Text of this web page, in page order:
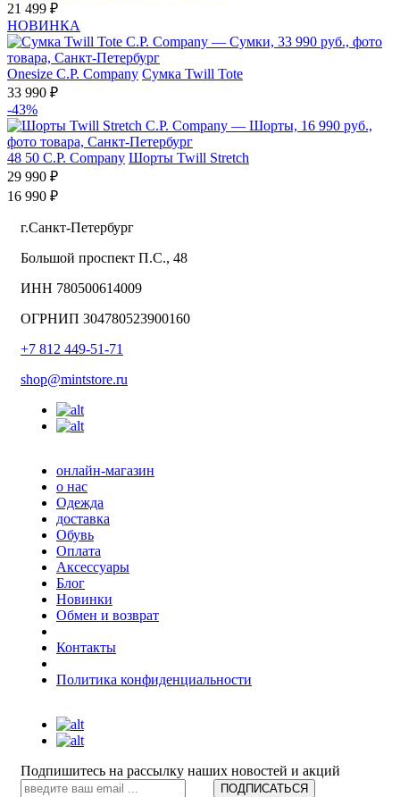
21 499 ₽
НОВИНКА
Onesize C.P. Company Сумка Twill Tote
33 990 ₽
-43%
48 50 C.P. Company Шорты Twill Stretch
29 990 ₽
16 990 ₽
г.Санкт-Петербург
Большой проспект П.С., 48
ИНН 780500614009
ОГРНИП 304780523900160
+7 812 449-51-71
shop@mintstore.ru
онлайн-магазин
о нас
Одежда
доставка
Обувь
Оплата
Аксессуары
Блог
Новинки
Обмен и возврат
Контакты
Политика конфиденциальности
Подпишитесь на рассылку наших новостей и акций
ПОДПИСАТЬСЯ